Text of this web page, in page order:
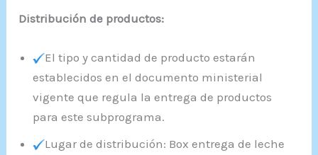
Distribución de productos:
El tipo y cantidad de producto estarán
establecidos en el documento ministerial
vigente que regula la entrega de productos
para este subprograma.
Lugar de distribución: Box entrega de leche